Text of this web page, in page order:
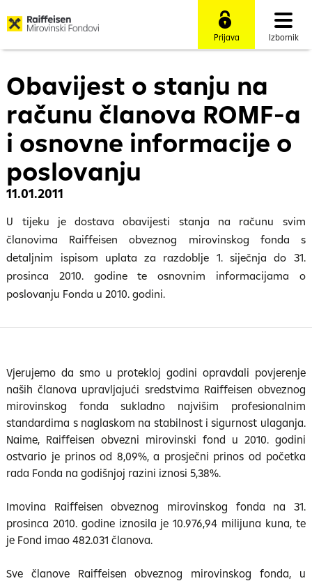
Izbornik
Prijava
Obavijest o stanju na
računu članova ROMF-a
i osnovne informacije o
poslovanju
11.01.2011
​U tijeku je dostava obavijesti stanja na računu svim
članovima Raiffeisen obveznog mirovinskog fonda s
detaljnim ispisom uplata za razdoblje 1. siječnja do 31.
prosinca 2010. godine te osnovnim informacijama o
poslovanju Fonda u 2010. godini.
Vjerujemo da smo u protekloj godini opravdali povjerenje
naših članova upravljajući sredstvima Raiffeisen obveznog
mirovinskog fonda sukladno najvišim profesionalnim
standardima s naglaskom na stabilnost i sigurnost ulaganja.
Naime, Raiffeisen obvezni mirovinski fond u 2010. godini
ostvario je prinos od 8,09%, a prosječni prinos od početka
rada Fonda na godišnjoj razini iznosi 5,38%.
Imovina Raiffeisen obveznog mirovinskog fonda na 31.
prosinca 2010. godine iznosila je 10.976,94 milijuna kuna, te
je Fond imao 482.031 članova.
Sve članove Raiffeisen obveznog mirovinskog fonda, u